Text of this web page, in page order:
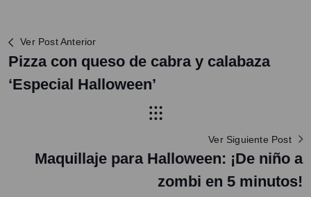
Ver Post Anterior
Pizza con queso de cabra y calabaza
‘Especial Halloween’
Ver Siguiente Post
Maquillaje para Halloween: ¡De niño a
zombi en 5 minutos!